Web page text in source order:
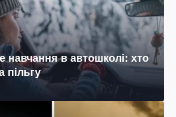
навчання в автошколі: хто
пільгу